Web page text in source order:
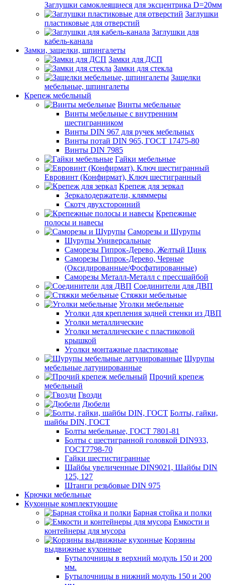
Заглушки самоклеящиеся для эксцентрика D=20мм
Заглушки
пластиковые для отверстий
Заглушки для
кабель-канала
Замки, защелки, шпингалеты
Замки для ДСП
Замки для стекла
Защелки
мебельные, шпингалеты
Крепеж мебельный
Винты мебельные
Винты мебельные с внутренним
шестигранником
Винты DIN 967 для ручек мебельных
Винты потай DIN 965, ГОСТ 17475-80
Винты DIN 7985
Гайки мебельные
Евровинт (Конфирмат), Ключ шестигранный
Крепеж для зеркал
Зеркалодержатели, кляммеры
Скотч двухсторонний
Крепежные
полосы и навесы
Саморезы и Шурупы
Шурупы Универсальные
Саморезы Гипрок-Дерево, Желтый Цинк
Саморезы Гипрок-Дерево, Черные
(Оксидированные/Фосфатированные)
Саморезы Металл-Металл с прессшайбой
Соединители для ДВП
Стяжки мебельные
Уголки мебельные
Уголки для крепления задней стенки из ДВП
Уголки металлические
Уголки металлические с пластиковой
крышкой
Уголки монтажные пластиковые
Шурупы
мебельные латунированные
Прочий крепеж
мебельный
Гвозди
Дюбели
Болты, гайки,
шайбы DIN, ГОСТ
Болты мебельные, ГОСТ 7801-81
Болты с шестигранной головкой DIN933,
ГОСТ7798-70
Гайки шестистигранные
Шайбы увеличенные DIN9021, Шайбы DIN
125, 127
Штанги резьбовые DIN 975
Крючки мебельные
Кухонные комплектующие
Барная стойка и полки
Емкости и
контейнеры для мусора
Корзины
выдвижные кухонные
Бутылочницы в верхний модуль 150 и 200
мм.
Бутылочницы в нижний модуль 150 и 200